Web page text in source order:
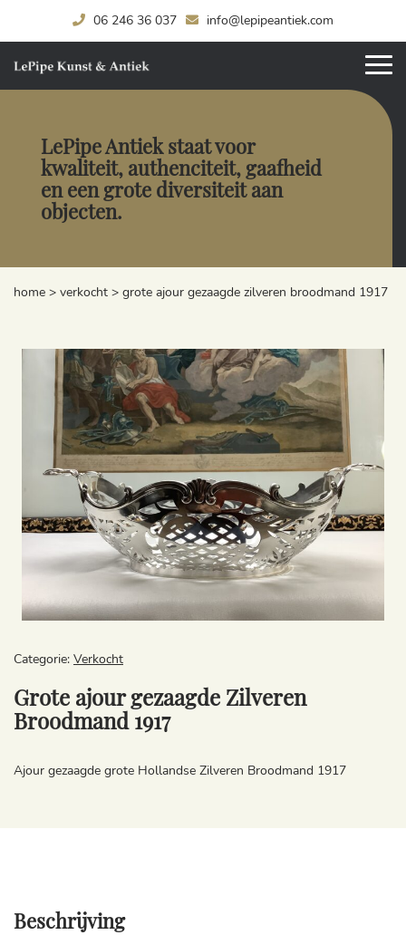
06 246 36 037 info@lepipeantiek.com
LePipe Antiek staat voor
kwaliteit, authenciteit, gaafheid
en een grote diversiteit aan
objecten.
home > verkocht > grote ajour gezaagde zilveren broodmand 1917
Categorie: Verkocht
Grote ajour gezaagde Zilveren
Broodmand 1917
Ajour gezaagde grote Hollandse Zilveren Broodmand 1917
Beschrijving